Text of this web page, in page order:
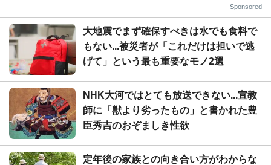
Sponsored
大地震でまず確保すべきは水でも食料で
もない...被災者が「これだけは担いで逃
げて」という最も重要なモノ2選
NHK大河ではとても放送できない...宣教
師に「獣より劣ったもの」と書かれた豊
臣秀吉のおぞましき性欲
定年後の家族との向き合い方がわからな